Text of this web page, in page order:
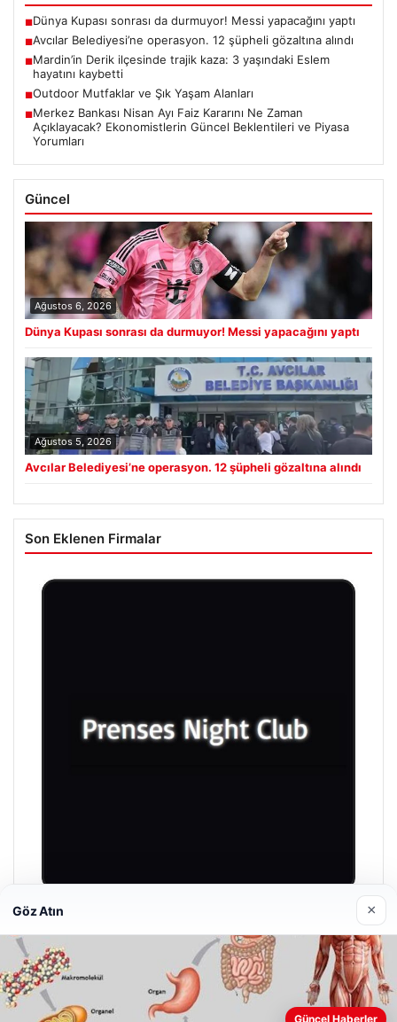
■Dünya Kupası sonrası da durmuyor! Messi yapacağını yaptı
■Avcılar Belediyesi’ne operasyon. 12 şüpheli gözaltına alındı
■Mardin’in Derik ilçesinde trajik kaza: 3 yaşındaki Eslem
hayatını kaybetti
■Outdoor Mutfaklar ve Şık Yaşam Alanları
■Merkez Bankası Nisan Ayı Faiz Kararını Ne Zaman
Açıklayacak? Ekonomistlerin Güncel Beklentileri ve Piyasa
Yorumları
Güncel
Ağustos 6, 2026
Dünya Kupası sonrası da durmuyor! Messi yapacağını yaptı
Ağustos 5, 2026
Avcılar Belediyesi’ne operasyon. 12 şüpheli gözaltına alındı
Son Eklenen Firmalar
Nisan 29, 2026
Göz Atın ×
Güncel Haberler